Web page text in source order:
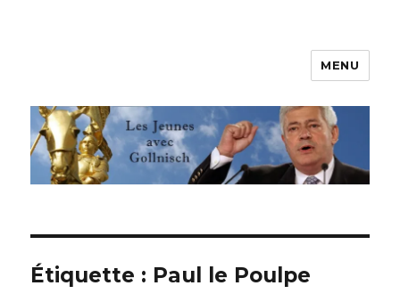
Les jeunes avec Gollnisch
MENU
Étiquette : Paul le Poulpe